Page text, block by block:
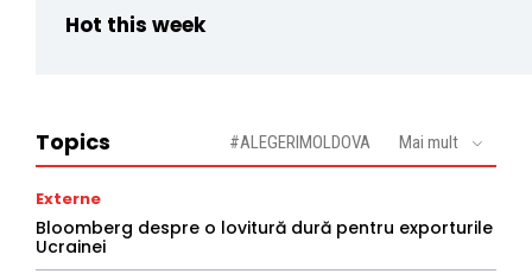
Hot this week
Topics #ALEGERIMOLDOVA Mai mult
Externe
Bloomberg despre o lovitură dură pentru exporturile
Ucrainei